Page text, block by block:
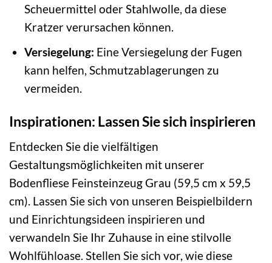
Scheuermittel oder Stahlwolle, da diese
Kratzer verursachen können.
Versiegelung: Eine Versiegelung der Fugen
kann helfen, Schmutzablagerungen zu
vermeiden.
Inspirationen: Lassen Sie sich inspirieren
Entdecken Sie die vielfältigen
Gestaltungsmöglichkeiten mit unserer
Bodenfliese Feinsteinzeug Grau (59,5 cm x 59,5
cm). Lassen Sie sich von unseren Beispielbildern
und Einrichtungsideen inspirieren und
verwandeln Sie Ihr Zuhause in eine stilvolle
Wohlfühloase. Stellen Sie sich vor, wie diese